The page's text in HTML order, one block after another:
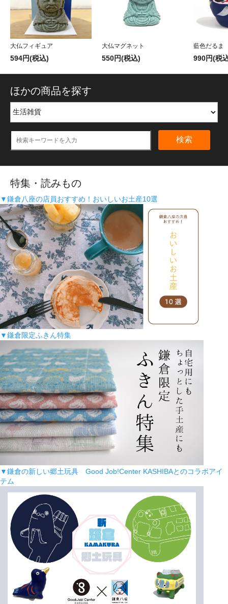
大仏フィギュア
594円(税込)
大仏マグネット
550円(税込)
藍色だる
990円(税
ほかの商品を探す
検索
特集・読みもの
▼鎌倉八座の店員おすすめ！おいしいお土産10選
▼鎌倉限定ふきん特集
▼鎌倉の新しい郷土玩具 Good Job!Center KASHIBAとのコラボアイ
テム